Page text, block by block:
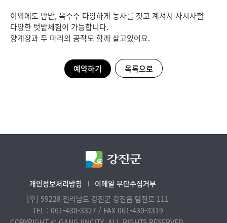
이외에도 밤밭, 옥수수 다양하게 농사를 짓고 계셔서 사시사철
다양한 텃밭체험이 가능합니다.
양계장과 두 마리의 공작도 함께 살고있어요.
예약하기 목록으로
개인정보처리방침
이메일 무단수집거부
[우] 59228 전라남도 강진군 강진읍 탐진로 111
TEL : 061-430-3327 / FAX 061-430-3319